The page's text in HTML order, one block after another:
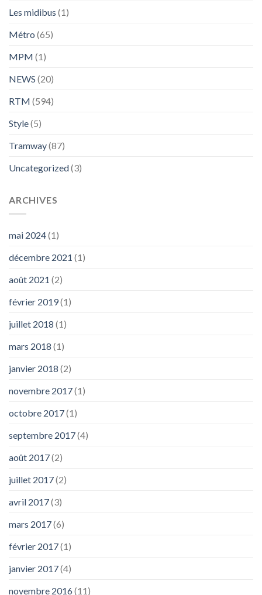
Les midibus (1)
Métro (65)
MPM (1)
NEWS (20)
RTM (594)
Style(5)
Tramway(87)
Uncategorized(3)
ARCHIVES
mai 2024(1)
décembre 2021 (1)
août 2021 (2)
février 2019(1)
juillet 2018 (1)
mars 2018 (1)
janvier 2018 (2)
novembre 2017(1)
octobre 2017(1)
septembre 2017(4)
août 2017(2)
juillet 2017(2)
avril 2017(3)
mars 2017(6)
février 2017(1)
janvier 2017(4)
novembre 2016(11)